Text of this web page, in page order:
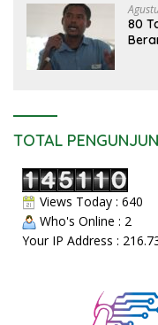
80
TOTAL
Views Today : 640
Who's Online : 2
Your IP Address :